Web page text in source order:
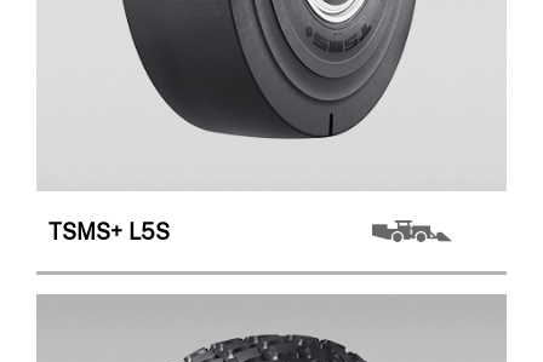
TSMS+ L5S